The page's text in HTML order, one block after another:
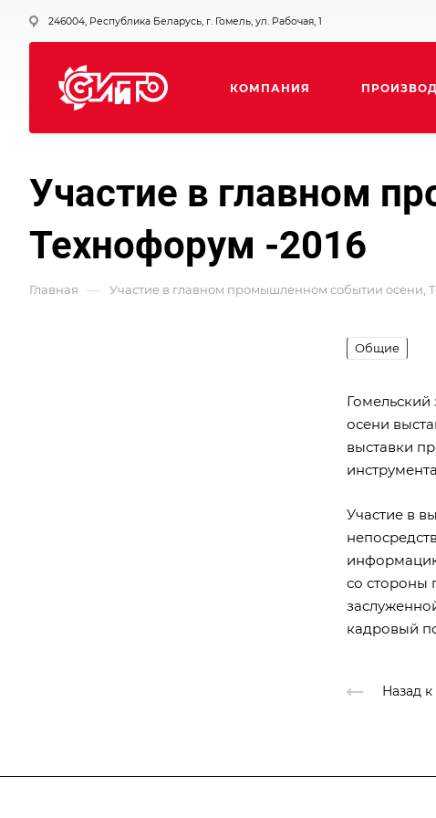
246004, Республика Беларусь, г. Гомель, ул. Рабочая, 1
КОМПАНИЯ
Участие в главном
Технофорум -2016
Главная — Участие в главном промышленном событии осени,
Общие
осени
выставки
Участие в
со стороны
кадровый
Назад